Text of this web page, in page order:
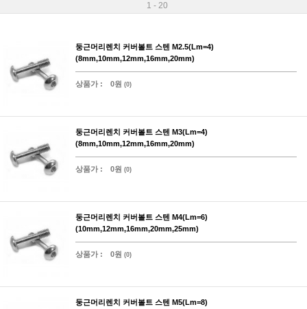
1 - 20
둥근머리렌치 커버볼트 스텐 M2.5(Lm=4)
(8mm,10mm,12mm,16mm,20mm)
상품가 : 0원 (0)
둥근머리렌치 커버볼트 스텐 M3(Lm=4)
(8mm,10mm,12mm,16mm,20mm)
상품가 : 0원 (0)
둥근머리렌치 커버볼트 스텐 M4(Lm=6)
(10mm,12mm,16mm,20mm,25mm)
상품가 : 0원 (0)
둥근머리렌치 커버볼트 스텐 M5(Lm=8)